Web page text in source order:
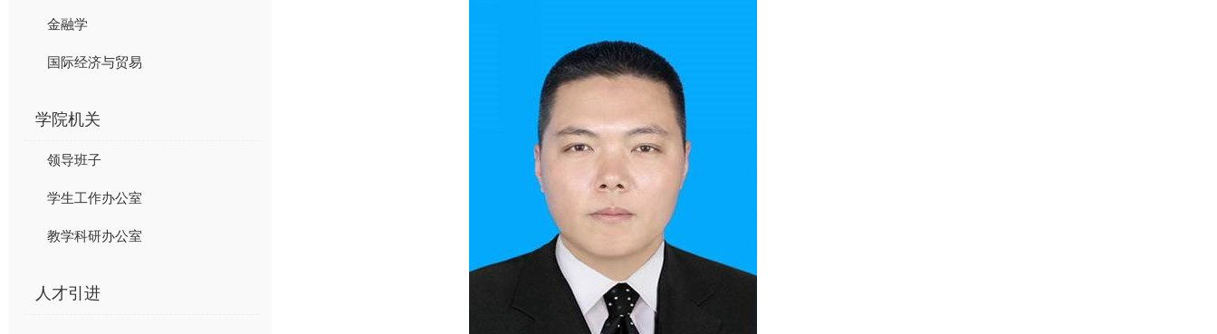
金融学
国际经济与贸易
学院机关
领导班子
学生工作办公室
教学科研办公室
人才引进